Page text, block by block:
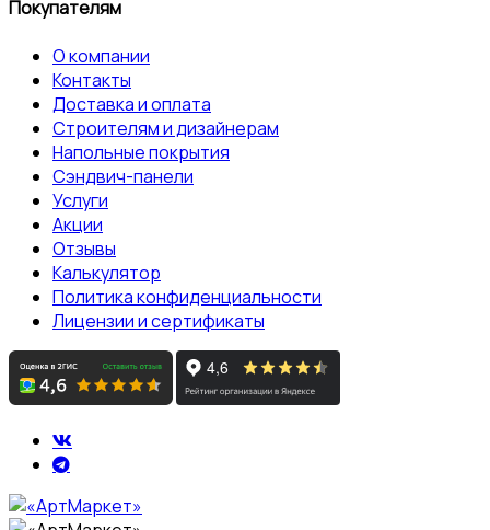
Покупателям
О компании
Контакты
Доставка и оплата
Строителям и дизайнерам
Напольные покрытия
Сэндвич-панели
Услуги
Акции
Отзывы
Калькулятор
Политика конфиденциальности
Лицензии и сертификаты